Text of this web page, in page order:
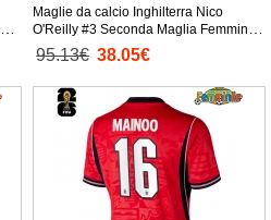
Maglie da calcio Inghilterra Nico
O'Reilly #3 Seconda Maglia Femminile
Mondiali 2026 Manica Corta
95.13€ 38.05€